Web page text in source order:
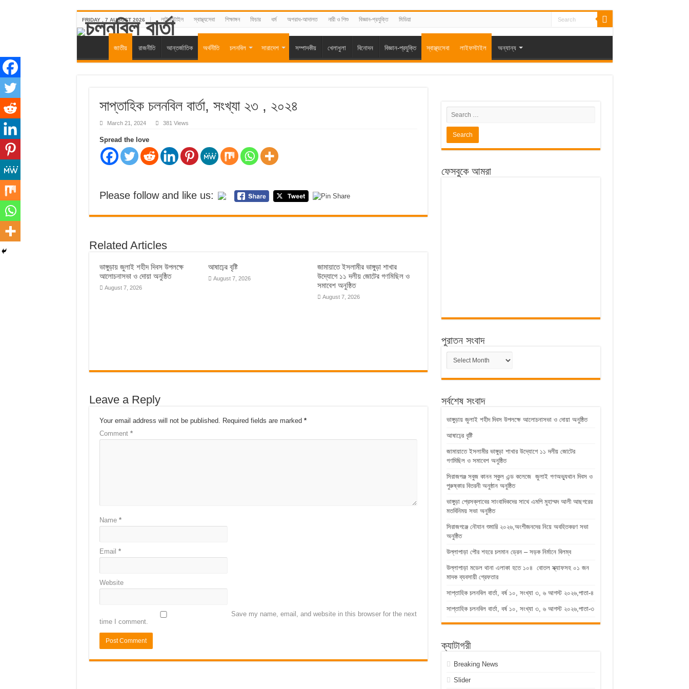
FRIDAY , 7 AUGUST 2026 লাইফস্টাইল স্বাস্থ্যসেবা শিক্ষাঙ্গন ফিচার ধর্ম অপরাধ-আদালত নারী ও শিশু বিজ্ঞান-প্রযুক্তি মিডিয়া
জাতীয় রাজনীতি আন্তর্জাতিক অর্থনীতি চলনবিল সারাদেশ সম্পাদকীয় খেলাধুলা বিনোদন বিজ্ঞান-প্রযুক্তি স্বাস্থ্যসেবা লাইফস্টাইল অন্যান্য
সাপ্তাহিক চলনবিল বার্তা, সংখ্যা ২৩ , ২০২৪
March 21, 2024 381 Views
Spread the love
Please follow and like us:
Related Articles
ভাঙ্গুড়ায় জুলাই শহীদ দিবস উপলক্ষে
আলোচনাসভা ও দোয়া অনুষ্ঠিত
August 7, 2026
আষাঢ়ের বৃষ্টি
August 7, 2026
জামায়াতে ইসলামীর ভাঙ্গুড়া শাখার
উদ্যোগে ১১ দলীয় জোটের গণমিছিল ও
সমাবেশ অনুষ্ঠিত
August 7, 2026
Leave a Reply
Your email address will not be published. Required fields are marked *
Comment *
Name *
Email *
Website
Save my name, email, and website in this browser for the next
time I comment.
ফেসবুকে আমরা
পুরাতন সংবাদ
পুরাতন
সংবাদ
সর্বশেষ সংবাদ
ভাঙ্গুড়ায় জুলাই শহীদ দিবস উপলক্ষে আলোচনাসভা ও দোয়া অনুষ্ঠিত
আষাঢ়ের বৃষ্টি
জামায়াতে ইসলামীর ভাঙ্গুড়া শাখার উদ্যোগে ১১ দলীয় জোটের
গণমিছিল ও সমাবেশ অনুষ্ঠিত
সিরাজগঞ্জ সবুজ কানন স্কুল এন্ড কলেজে জুলাই গণঅভ্যুথান দিবস ও
পুরুষ্কার বিতরনী অনুষ্ঠান অনুষ্ঠিত
ভাঙ্গুড়া প্রেসক্লাবের সাংবাদিকদের সাথে এমপি মুহাম্মদ আলী আছগরের
মতবিনিময় সভা অনুষ্ঠিত
সিরাজগঞ্জে নৌযান শুমারি ২০২৬,অংশীজনদের নিয়ে অবহিতকরণ সভা
অনুষ্ঠিত
উল্লাপাড়া পৌর শহরে চলমান ড্রেন – সড়ক নির্মানে বিলম্ব
উল্লাপাড়া মডেল থানা এলাকা হতে ১০৪ বোতল স্ক্যাফসহ ০১ জন
মাদক ব্যবসায়ী গ্রেফতার
সাপ্তাহিক চলনবিল বার্তা, বর্ষ ১০, সংখ্যা ৩, ৬ আগস্ট ২০২৬,পাতা-৪
সাপ্তাহিক চলনবিল বার্তা, বর্ষ ১০, সংখ্যা ৩, ৬ আগস্ট ২০২৬,পাতা-৩
ক্যাটাগরী
Breaking News
Slider